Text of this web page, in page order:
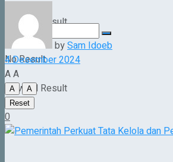
View All Result
No Result
View All Result
bySam Idoeb
4 Desember 2024
AA
A
A
Reset
0